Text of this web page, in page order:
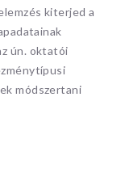
kiterjed a
ún. oktatói
módszertani